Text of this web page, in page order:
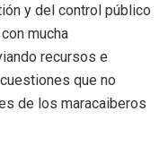
y del control público
mucha
recursos e
que no
de los maracaiberos